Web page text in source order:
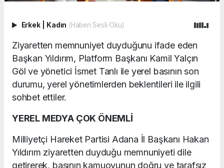
Erkek Kadın (Haberi Sesli Oku)
Ziyaretten memnuniyet duyduğunu ifade eden
Başkan Yıldırım, Platform Başkanı Kamil Yalçın
Göl ve yönetici İsmet Tanlı ile yerel basının son
durumu, yerel yönetimlerden beklentileri ile ilgili
sohbet ettiler.
YEREL MEDYA ÇOK ÖNEMLİ
Milliyetçi Hareket Partisi Adana İl Başkanı Hakan
Yıldırım ziyaretten duyduğu memnuniyeti dile
getirerek, basının kamuoyunun doğru ve tarafsız